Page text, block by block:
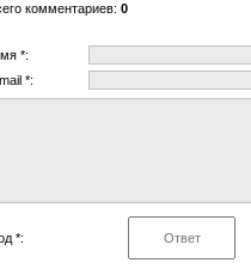
комментариев: 0
*:
*:
*: